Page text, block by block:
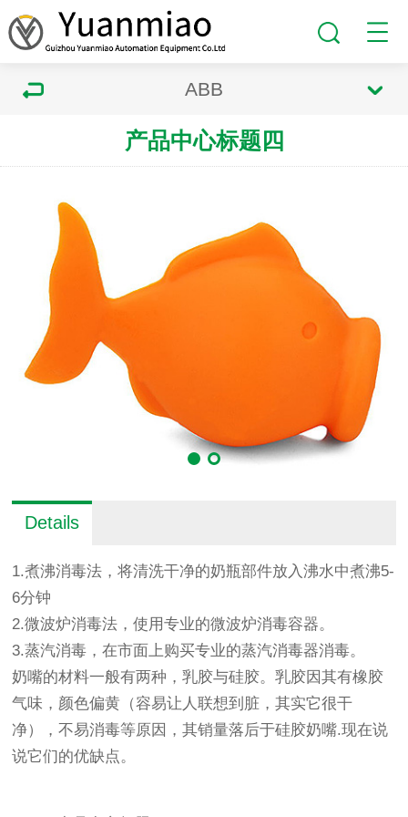
ABB
产品中心标题四
Details
1.煮沸消毒法，将清洗干净的奶瓶部件放入沸水中煮沸5-
6分钟
2.微波炉消毒法，使用专业的微波炉消毒容器。
3.蒸汽消毒，在市面上购买专业的蒸汽消毒器消毒。
奶嘴的材料一般有两种，乳胶与硅胶。乳胶因其有橡胶
气味，颜色偏黄（容易让人联想到脏，其实它很干
净），不易消毒等原因，其销量落后于硅胶奶嘴.现在说
说它们的优缺点。